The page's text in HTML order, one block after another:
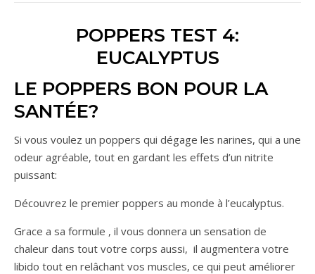
POPPERS TEST 4:
EUCALYPTUS
LE POPPERS BON POUR LA
SANTÉE?
Si vous voulez un poppers qui dégage les narines, qui a une
odeur agréable, tout en gardant les effets d’un nitrite
puissant:
Découvrez le premier poppers au monde à l’eucalyptus.
Grace a sa formule , il vous donnera un sensation de
chaleur dans tout votre corps aussi, il augmentera votre
libido tout en relâchant vos muscles, ce qui peut améliorer